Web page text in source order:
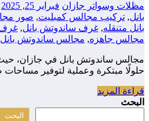
مظلات وسواتر جازان فبراير 25, 2025
بانل, تركيب مجالس كمبليت, صور
بانل متنقله, غرف ساندوتش بانل, غرف
مجالس جاهزه, مجالس ساندوتش بانل
مجالس ساندوتش بانل في جازان،
حلولًا مبتكرة وعملية لتوفير
قراءة المزيد
البحث
البحث